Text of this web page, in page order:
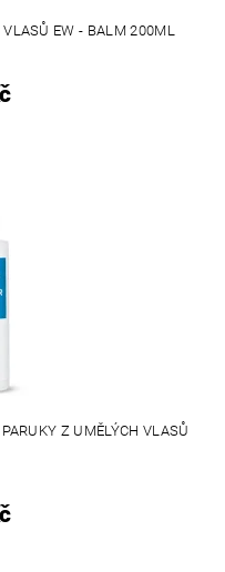
EW - BALM 200ML
Z UMĚLÝCH VLASŮ